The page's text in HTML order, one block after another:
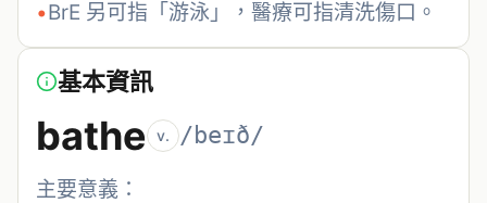
•BrE 另可指「游泳」，醫療可指清洗傷口。
基本資訊
bathe v. /beɪð/
主要意義：